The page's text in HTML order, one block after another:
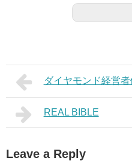
ダイヤモンド経営
REAL BIBLE
Leave a Reply